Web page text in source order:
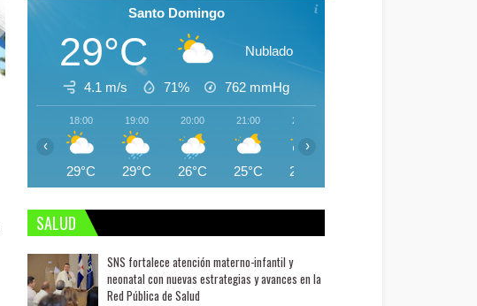
Santo Domingo
29°C Nublado
4.1 m/s 71% 762 mmHg
18:00
29°C
19:00
29°C
20:00
26°C
21:00
25°C
22:00
25°C
‹ ›
SALUD
SNS fortalece atención materno-infantil y
neonatal con nuevas estrategias y avances en la
Red Pública de Salud